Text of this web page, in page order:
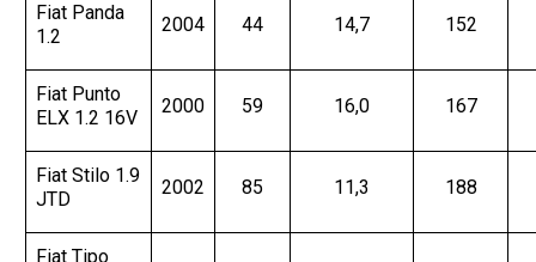
Fiat Panda
1.2
2004 44 14,7 152
Fiat Punto
ELX 1.2 16V
2000 59 16,0 167
Fiat Stilo 1.9
JTD
2002 85 11,3 188
Fiat Tipo